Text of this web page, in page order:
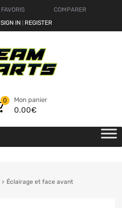
FAVORIS
COMPARER
SIGN IN REGISTER
Mon panier
0.00€
0
Éclairage et face avant